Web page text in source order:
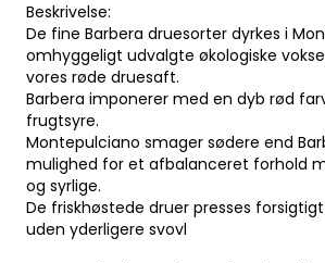
Beskrivelse:
De fine Barbera druesorter dyrkes i
omhyggeligt udvalgte økologiske
vores røde druesaft.
Barbera imponerer med en dyb rød
frugtsyre.
Montepulciano smager sødere end
mulighed for et afbalanceret forhold
og syrlige.
De friskhøstede druer presses
uden yderligere svovl